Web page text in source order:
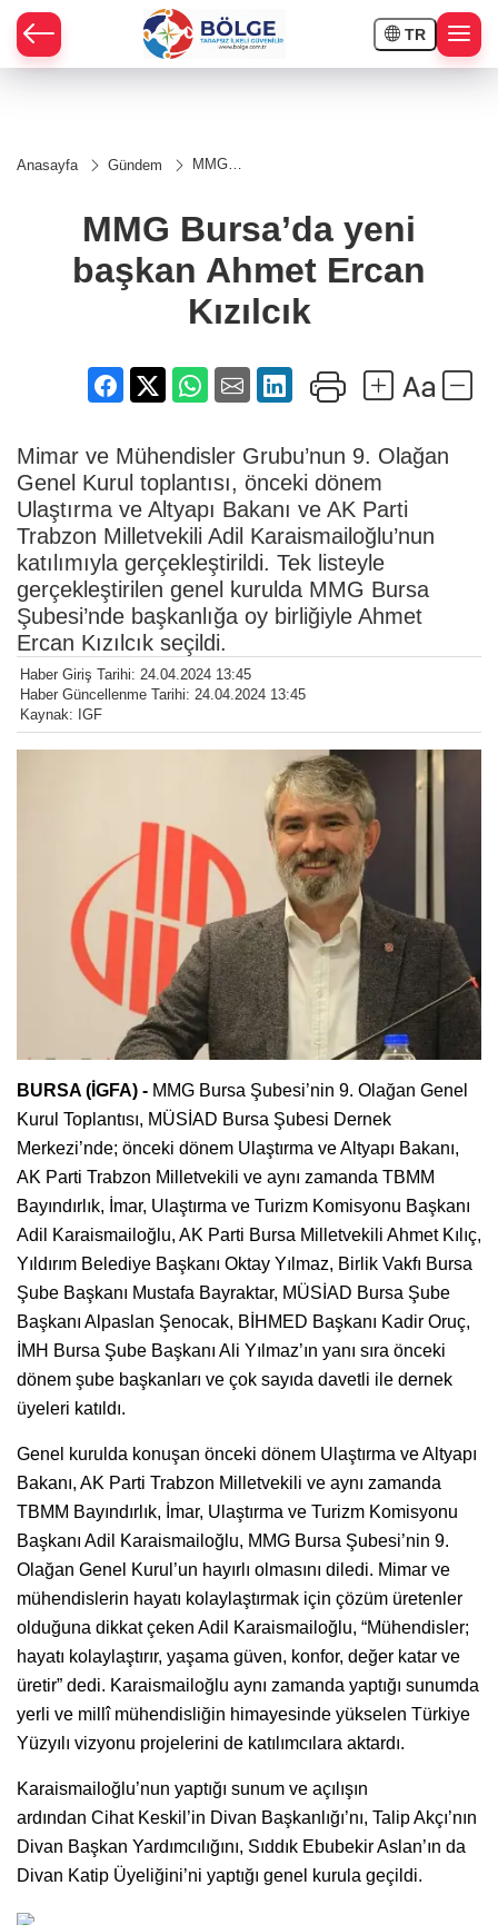
TR
Anasayfa Gündem
MMG
başkan
Ahmet
Kızılcık
MMG Bursa’da yeni
başkan Ahmet Ercan
Kızılcık
Mimar ve Mühendisler Grubu’nun 9. Olağan
Genel Kurul toplantısı, önceki dönem
Ulaştırma ve Altyapı Bakanı ve AK Parti
Trabzon Milletvekili Adil Karaismailoğlu’nun
katılımıyla gerçekleştirildi. Tek listeyle
gerçekleştirilen genel kurulda MMG Bursa
Şubesi’nde başkanlığa oy birliğiyle Ahmet
Ercan Kızılcık seçildi.
Haber Giriş Tarihi: 24.04.2024 13:45
Haber Güncellenme Tarihi: 24.04.2024 13:45
Kaynak: IGF
BURSA (İGFA) - MMG Bursa Şubesi’nin 9. Olağan Genel
Kurul Toplantısı, MÜSİAD Bursa Şubesi Dernek
Merkezi’nde; önceki dönem Ulaştırma ve Altyapı Bakanı,
AK Parti Trabzon Milletvekili ve aynı zamanda TBMM
Bayındırlık, İmar, Ulaştırma ve Turizm Komisyonu Başkanı
Adil Karaismailoğlu, AK Parti Bursa Milletvekili Ahmet Kılıç,
Yıldırım Belediye Başkanı Oktay Yılmaz, Birlik Vakfı Bursa
Şube Başkanı Mustafa Bayraktar, MÜSİAD Bursa Şube
Başkanı Alpaslan Şenocak, BİHMED Başkanı Kadir Oruç,
İMH Bursa Şube Başkanı Ali Yılmaz’ın yanı sıra önceki
dönem şube başkanları ve çok sayıda davetli ile dernek
üyeleri katıldı.
Genel kurulda konuşan önceki dönem Ulaştırma ve Altyapı
Bakanı, AK Parti Trabzon Milletvekili ve aynı zamanda
TBMM Bayındırlık, İmar, Ulaştırma ve Turizm Komisyonu
Başkanı Adil Karaismailoğlu, MMG Bursa Şubesi’nin 9.
Olağan Genel Kurul’un hayırlı olmasını diledi. Mimar ve
mühendislerin hayatı kolaylaştırmak için çözüm üretenler
olduğuna dikkat çeken Adil Karaismailoğlu, “Mühendisler;
hayatı kolaylaştırır, yaşama güven, konfor, değer katar ve
üretir” dedi. Karaismailoğlu aynı zamanda yaptığı sunumda
yerli ve millî mühendisliğin himayesinde yükselen Türkiye
Yüzyılı vizyonu projelerini de katılımcılara aktardı.
Karaismailoğlu’nun yaptığı sunum ve açılışın
ardından Cihat Keskil’in Divan Başkanlığı’nı, Talip Akçı’nın
Divan Başkan Yardımcılığını, Sıddık Ebubekir Aslan’ın da
Divan Katip Üyeliğini’ni yaptığı genel kurula geçildi.